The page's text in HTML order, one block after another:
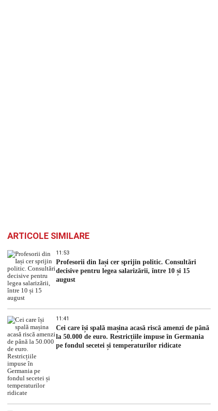
ARTICOLE SIMILARE
11:53
Profesorii din Iași cer sprijin politic. Consultări
decisive pentru legea salarizării, între 10 și 15
august
11:41
Cei care își spală mașina acasă riscă amenzi de până
la 50.000 de euro. Restricțiile impuse în Germania
pe fondul secetei și temperaturilor ridicate